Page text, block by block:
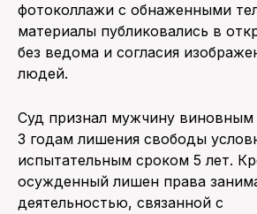
фотоколлажи с обнаженными
материалы публиковались в
без ведома и согласия
людей.
Суд признал мужчину виновным
3 годам лишения свободы
испытательным сроком 5 лет.
осужденный лишен права
деятельностью, связанной с